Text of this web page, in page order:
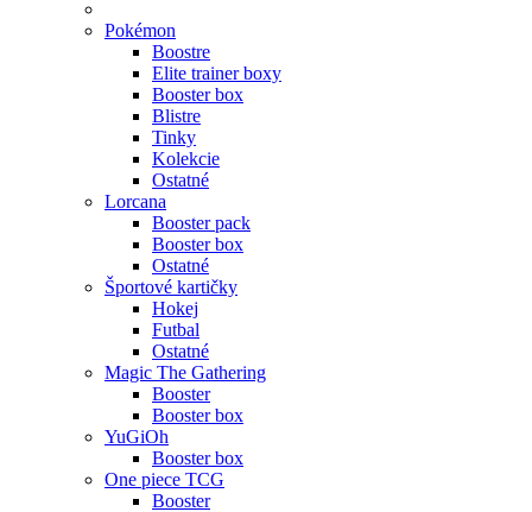
Pokémon
Boostre
Elite trainer boxy
Booster box
Blistre
Tinky
Kolekcie
Ostatné
Lorcana
Booster pack
Booster box
Ostatné
Športové kartičky
Hokej
Futbal
Ostatné
Magic The Gathering
Booster
Booster box
YuGiOh
Booster box
One piece TCG
Booster